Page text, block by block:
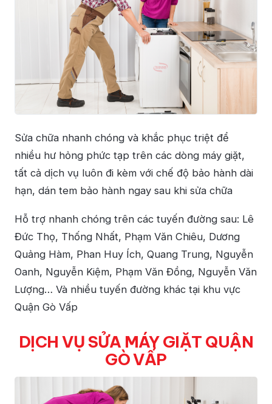
Sửa chữa nhanh chóng và khắc phục triệt để
nhiều hư hỏng phức tạp trên các dòng máy giặt,
tất cả dịch vụ luôn đi kèm với chế độ bảo hành dài
hạn, dán tem bảo hành ngay sau khi sửa chữa
Hỗ trợ nhanh chóng trên các tuyến đường sau: Lê
Đức Thọ, Thống Nhất, Phạm Văn Chiêu, Dương
Quảng Hàm, Phan Huy Ích, Quang Trung, Nguyễn
Oanh, Nguyễn Kiệm, Phạm Văn Đồng, Nguyễn Văn
Lượng… Và nhiều tuyến đường khác tại khu vực
Quận Gò Vấp
DỊCH VỤ SỬA MÁY GIẶT QUẬN
GÒ VẤP